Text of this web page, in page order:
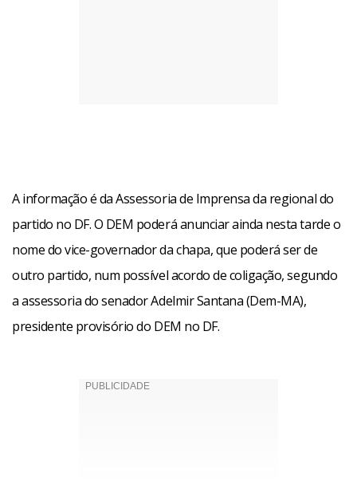
A informação é da Assessoria de Imprensa da regional do
partido no DF. O DEM poderá anunciar ainda nesta tarde o
nome do vice-governador da chapa, que poderá ser de
outro partido, num possível acordo de coligação, segundo
a assessoria do senador Adelmir Santana (Dem-MA),
presidente provisório do DEM no DF.